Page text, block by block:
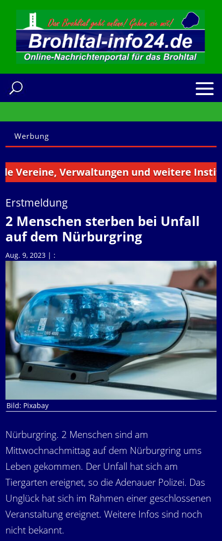
Werbung
Vereine, Verwaltungen und weitere
Erstmeldung
2 Menschen sterben bei Unfall
auf dem Nürburgring
Aug. 9, 2023 | :
Bild: Pixabay
Nürburgring. 2 Menschen sind am
Mittwochnachmittag auf dem Nürburgring ums
Leben gekommen. Der Unfall hat sich am
Tiergarten ereignet, so die Adenauer Polizei. Das
Unglück hat sich im Rahmen einer geschlossenen
Veranstaltung ereignet. Weitere Infos sind noch
nicht bekannt.